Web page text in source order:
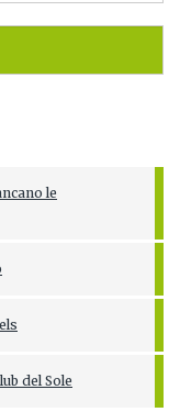
le
del Sole